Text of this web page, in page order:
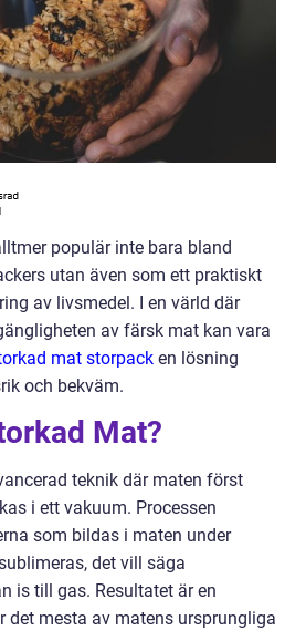
populär inte bara bland
utan även som ett praktiskt
av livsmedel. I en värld där
av färsk mat kan vara
mat storpack en lösning
och bekväm.
Mat?
teknik där maten först
i ett vakuum. Processen
som bildas i maten under
det vill säga
is till gas. Resultatet är en
det mesta av matens ursprungliga